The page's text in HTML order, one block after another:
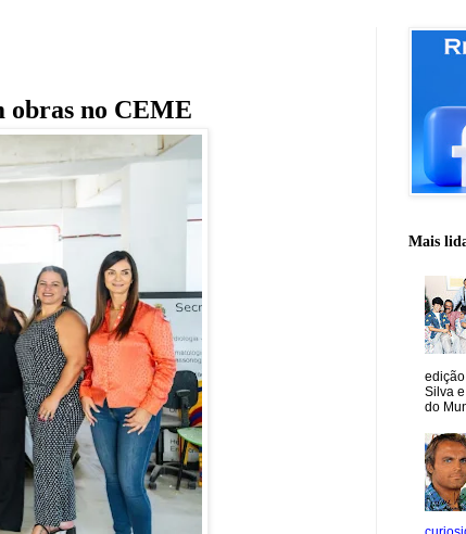
obras no CEME
Mais
Silva
do